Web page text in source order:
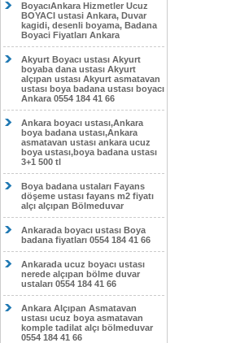
BoyacıAnkara Hizmetler Ucuz
BOYACI ustasi Ankara, Duvar
kagidi, desenli boyama, Badana
Boyaci Fiyatları Ankara
Akyurt Boyacı ustası Akyurt
boyaba dana ustası Akyurt
alçıpan ustası Akyurt asmatavan
ustası boya badana ustası boyacı
Ankara 0554 184 41 66
Ankara boyacı ustası,Ankara
boya badana ustası,Ankara
asmatavan ustası ankara ucuz
boya ustası,boya badana ustası
3+1 500 tl
Boya badana ustaları Fayans
döşeme ustası fayans m2 fiyatı
alçı alçıpan Bölmeduvar
Ankarada boyacı ustası Boya
badana fiyatları 0554 184 41 66
Ankarada ucuz boyacı ustası
nerede alçıpan bölme duvar
ustaları 0554 184 41 66
Ankara Alçıpan Asmatavan
ustası ucuz boya asmatavan
komple tadilat alçı bölmeduvar
0554 184 41 66